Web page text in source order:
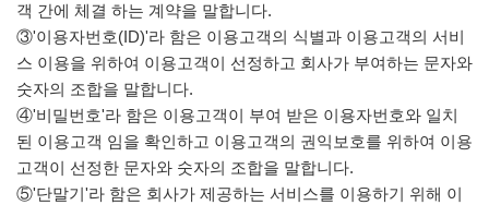
객 간에 체결 하는 계약을 말합니다.
③'이용자번호(ID)'라 함은 이용고객의 식별과 이용고객의 서비
스 이용을 위하여 이용고객이 선정하고 회사가 부여하는 문자와
숫자의 조합을 말합니다.
④'비밀번호'라 함은 이용고객이 부여 받은 이용자번호와 일치
된 이용고객 임을 확인하고 이용고객의 권익보호를 위하여 이용
고객이 선정한 문자와 숫자의 조합을 말합니다.
⑤'단말기'라 함은 회사가 제공하는 서비스를 이용하기 위해 이